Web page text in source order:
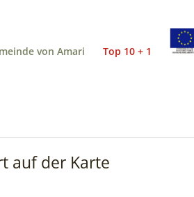
von Amari Top 10 + 1
auf der Karte